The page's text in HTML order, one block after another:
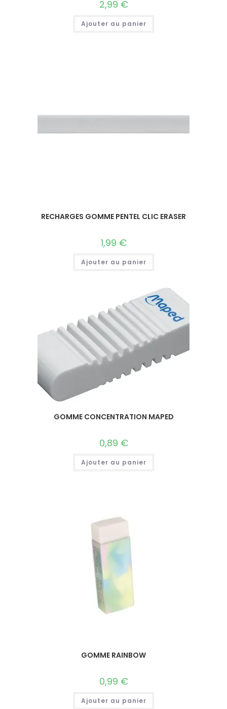
2,99 €
Ajouter au panier
RECHARGES GOMME PENTEL CLIC ERASER
1,99 €
Ajouter au panier
GOMME CONCENTRATION MAPED
0,89 €
Ajouter au panier
GOMME RAINBOW
0,99 €
Ajouter au panier